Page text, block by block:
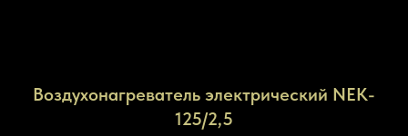
Воздухонагреватель электрический NEK-
125/2,5